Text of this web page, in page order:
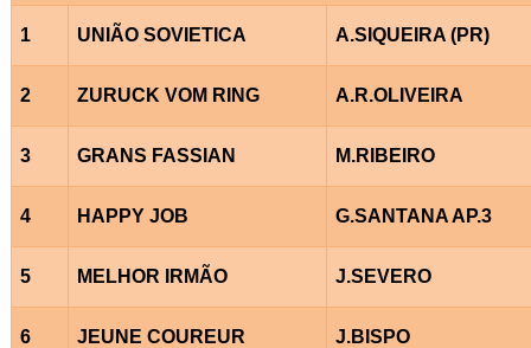
1 UNIÃO SOVIETICA A.SIQUEIRA (PR)
2 ZURUCK VOM RING A.R.OLIVEIRA
3 GRANS FASSIAN M.RIBEIRO
4 HAPPY JOB G.SANTANA AP.3
5 MELHOR IRMÃO J.SEVERO
6 JEUNE COUREUR J.BISPO